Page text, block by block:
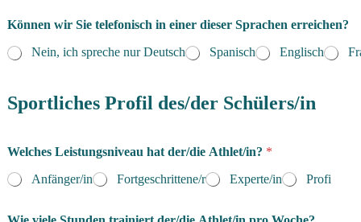
Können wir Sie telefonisch in einer dieser Sprachen erreichen?
Nein, ich spreche nur Deutsch
Spanisch Englisch
Sportliches Profil des/der Schülers/in
Welches Leistungsniveau hat der/die Athlet/in? *
Anfänger/in
Fortgeschrittene/r Experte/in Profi